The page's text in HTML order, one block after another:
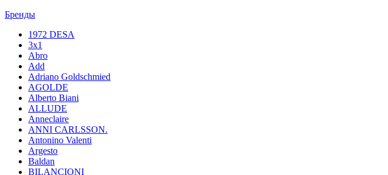
Бренды
1972 DESA
3x1
Abro
Add
Adriano Goldschmied
AGOLDE
Alberto Biani
ALLUDE
Anneclaire
ANNI CARLSSON.
Antonino Valenti
Argesto
Baldan
BILANCIONI